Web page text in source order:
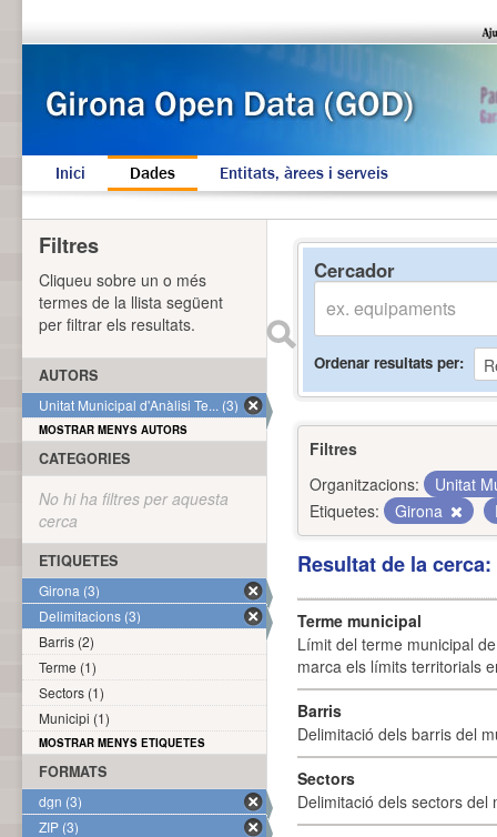
Inici Dades Entitats, àrees i serveis
Cercador
Ordenar resultats per
Filtres
Organitzacions:
Unitat
Etiquetes:
Girona
Resultat de la
Terme municipal
Límit del terme municipal
marca els límits territorials
Barris
Delimitació dels barris del
Sectors
Delimitació dels sectors del
Filtres
Cliqueu sobre un o més
termes de la llista següent
per filtrar els resultats.
AUTORS
Unitat Municipal d'Anàlisi Te... (3)
MOSTRAR MENYS AUTORS
CATEGORIES
No hi ha filtres per aquesta
cerca
ETIQUETES
Girona (3)
Delimitacions (3)
Barris (2)
Terme (1)
Sectors (1)
Municipi (1)
MOSTRAR MENYS ETIQUETES
FORMATS
dgn (3)
ZIP (3)